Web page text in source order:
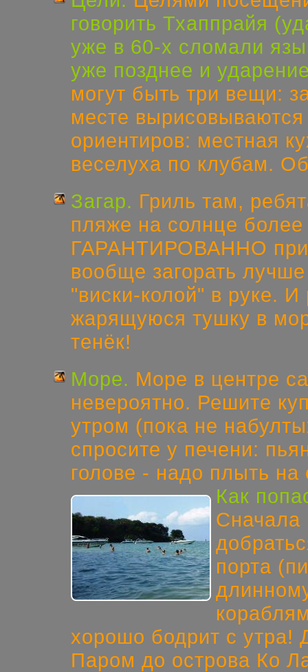
говорить Тхаппрайя
уже в 60-х сломали
уже позднее и
могут быть три вещи:
месте
ориентиров: местная
веселуха по клубам.
Загар. Гриль там,
пляже на солнце
ГАРАНТИРОВАННО
вообще загорать
"виски-колой" в руке. И
жарящуюся тушку в
тенёк!
Море. Море в центре
невероятно. Решите
утром (пока не
спросите у печени:
голове - надо плыть на
Как
Сначала
порта
хорошо бодрит с утра!
Паром до острова Ко